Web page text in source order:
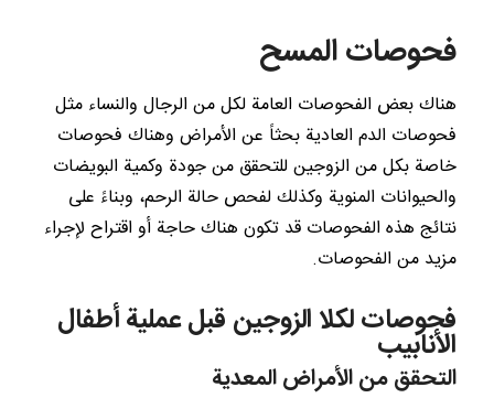
فحوصات المسح
هناك بعض الفحوصات العامة لكل من الرجال والنساء مثل
فحوصات الدم العادية بحثاً عن الأمراض وهناك فحوصات
خاصة بكل من الزوجين للتحقق من جودة وكمية البويضات
والحيوانات المنوية وكذلك لفحص حالة الرحم، وبناءً على
نتائج هذه الفحوصات قد تكون هناك حاجة أو اقتراح لإجراء
مزيد من الفحوصات.
فحوصات لكلا الزوجين قبل عملية أطفال
الأنابيب
التحقق من الأمراض المعدية